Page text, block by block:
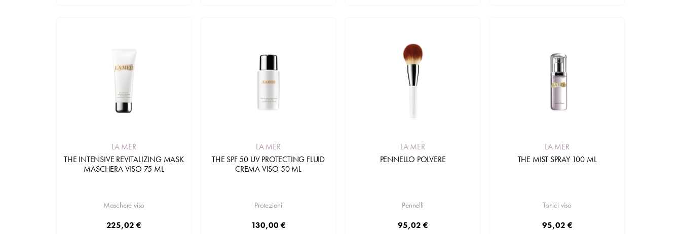
LA MER
THE INTENSIVE REVITALIZING MASK
MASCHERA VISO 75 ML
Maschere viso
225,02 €
LA MER
THE SPF 50 UV PROTECTING FLUID
CREMA VISO 50 ML
Protezioni
130,00 €
LA MER
PENNELLO POLVERE
Pennelli
95,02 €
LA MER
THE MIST SPRAY 100 ML
Tonici viso
95,02 €